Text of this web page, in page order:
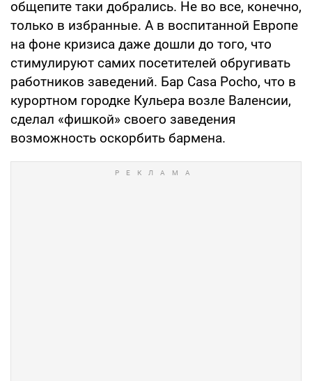
общепите таки добрались. Не во все, конечно,
только в избранные. А в воспитанной Европе
на фоне кризиса даже дошли до того, что
стимулируют самих посетителей обругивать
работников заведений. Бар Casa Pocho, что в
курортном городке Кульера возле Валенсии,
сделал «фишкой» своего заведения
возможность оскорбить бармена.